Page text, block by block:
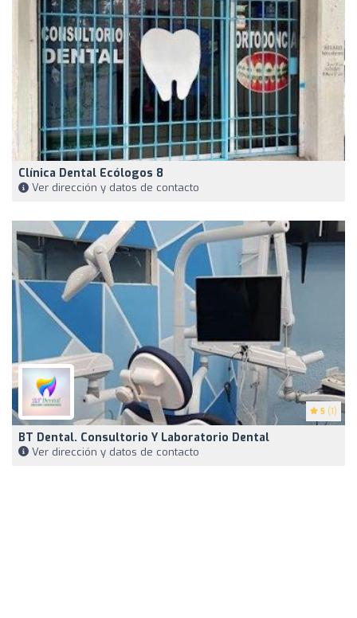
Clínica Dental Ecólogos 8
Ver dirección y datos de contacto
5 (1)
BT Dental. Consultorio Y Laboratorio Dental
Ver dirección y datos de contacto